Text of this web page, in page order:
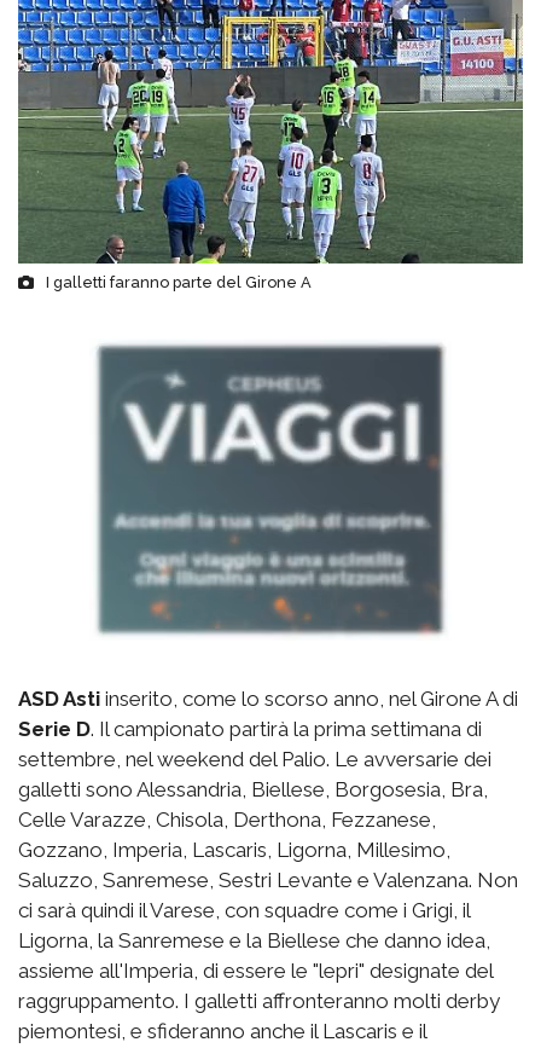
I galletti faranno parte del Girone A
ASD Asti inserito, come lo scorso anno, nel Girone A di
Serie D. Il campionato partirà la prima settimana di
settembre, nel weekend del Palio. Le avversarie dei
galletti sono Alessandria, Biellese, Borgosesia, Bra,
Celle Varazze, Chisola, Derthona, Fezzanese,
Gozzano, Imperia, Lascaris, Ligorna, Millesimo,
Saluzzo, Sanremese, Sestri Levante e Valenzana. Non
ci sarà quindi il Varese, con squadre come i Grigi, il
Ligorna, la Sanremese e la Biellese che danno idea,
assieme all'Imperia, di essere le "lepri" designate del
raggruppamento. I galletti affronteranno molti derby
piemontesi, e sfideranno anche il Lascaris e il